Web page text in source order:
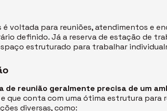
é voltada para reuniões, atendimentos e
definido. Já a reserva de estação de
estruturado para trabalhar
de reunião geralmente precisa de um
que conta com uma ótima estrutura para
diversas, como: